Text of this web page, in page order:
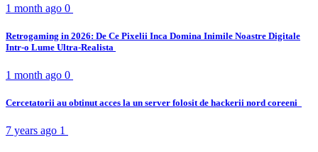
1 month ago 0
Retrogaming in 2026: De Ce Pixelii Inca Domina Inimile Noastre Digitale
Intr-o Lume Ultra-Realista
1 month ago 0
Cercetatorii au obtinut acces la un server folosit de hackerii nord coreeni
7 years ago 1